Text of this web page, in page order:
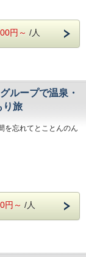
場合、3台目のベッド
いしておりますので、
たします。＊事前予約
ださい。
もあります。）
確認ください）
群。180台分の無料駐
サポートや、足腰に不
食ビュッフェをしっか
張中の至福の休息に
ときをお過ごしくださ
の場合、3台目のベッ
いしておりますので、
たします。＊事前予約
泉「古琵琶湖ラドン
まり、
。
まで読みふける至福の
、日頃の疲れをゆった
ご確認ください）
サポートや、足腰に不
円～ /人
ループで温泉・
り旅
を忘れてとことんのん
ただける、
郷土料理、焼き肉な
イ自由にお食事をお楽
円～ /人